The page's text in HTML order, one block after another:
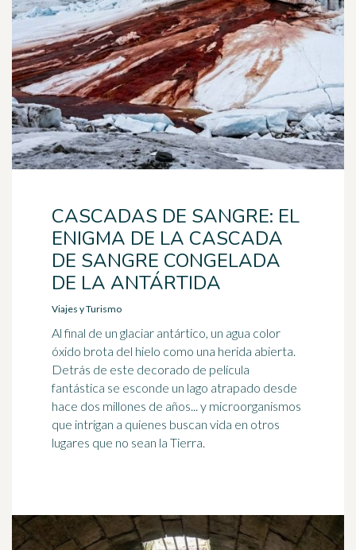
CASCADAS DE SANGRE: EL
ENIGMA DE LA CASCADA
DE SANGRE CONGELADA
DE LA ANTÁRTIDA
Viajes y Turismo
Al final de un glaciar antártico, un agua color
óxido brota del hielo como una herida abierta.
Detrás de este decorado de película
fantástica se esconde un lago atrapado desde
hace dos millones de años... y microorganismos
que intrigan a quienes buscan vida en otros
lugares que no sean la Tierra.